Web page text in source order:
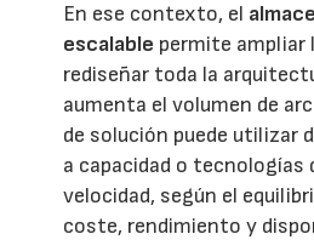
En ese contexto, el
escalable permite ampliar
rediseñar toda la
aumenta el volumen de
de solución puede utilizar
a capacidad o tecnologías
velocidad, según el
coste, rendimiento y